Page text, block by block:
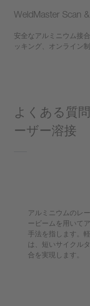
WeldMaster Scan
安全なアルミニウム接
ッキング、オンライン制
よくある質
ーザー溶接
アルミニウムのレ
ービームを用いて
手法を指します。
は、短いサイクル
合を実現します。